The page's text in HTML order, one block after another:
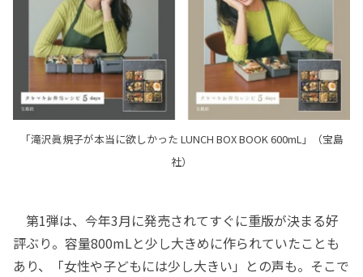
「滝沢眞規子が本当に欲しかった LUNCH BOX BOOK 600mL」（宝島
社）
第1弾は、今年3月に発売されてすぐに重版が決まる好
評ぶり。容量800mLと少し大きめに作られていたことも
あり、「女性や子どもには少し大きい」との声も。そこで